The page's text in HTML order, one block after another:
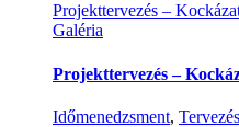
Projekttervezés –
Galéria
Projekttervezés –
Időmenedzsment, Tervezés